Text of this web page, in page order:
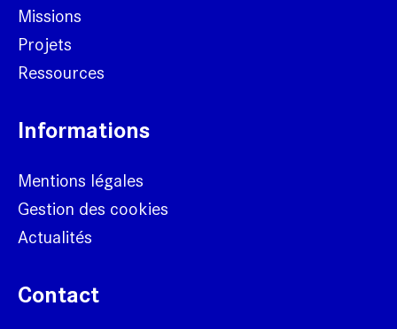
Missions
Projets
Ressources
Informations
Mentions légales
Gestion des cookies
Actualités
Contact